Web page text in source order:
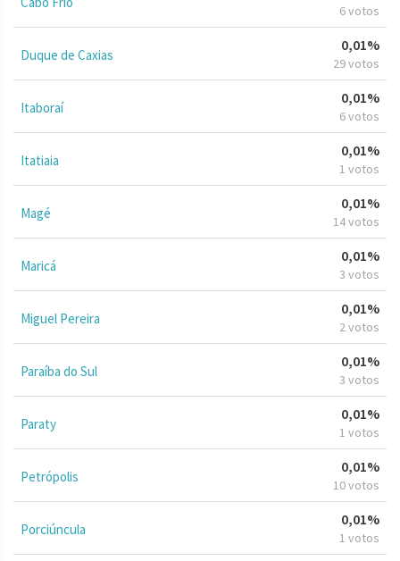
6 votos
Duque de Caxias
0,01%
29 votos
Itaboraí
0,01%
6 votos
Itatiaia
0,01%
1 votos
Magé
0,01%
14 votos
Maricá
0,01%
3 votos
Miguel Pereira
0,01%
2 votos
Paraíba do Sul
0,01%
3 votos
Paraty
0,01%
1 votos
Petrópolis
0,01%
10 votos
Porciúncula
0,01%
1 votos